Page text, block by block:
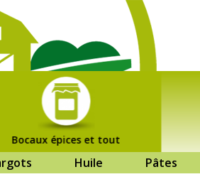
Bocaux épices et tout
Huile Pâtes